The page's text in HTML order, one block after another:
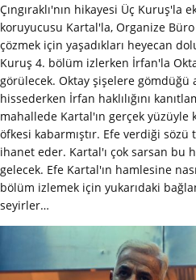
Çıngıraklı'nın hikayesi Üç Kuruş'la
koruyucusu Kartal'la, Organize
çözmek için yaşadıkları heyecan
Kuruş 4. bölüm izlerken İrfan'la
görülecek. Oktay şişelere gömdüğü
hissederken İrfan haklılığını
mahallede Kartal'ın gerçek yüzüyle
öfkesi kabarmıştır. Efe verdiği sözü
ihanet eder. Kartal'ı çok sarsan bu
gelecek. Efe Kartal'ın hamlesine
bölüm izlemek için yukarıdaki
seyirler…